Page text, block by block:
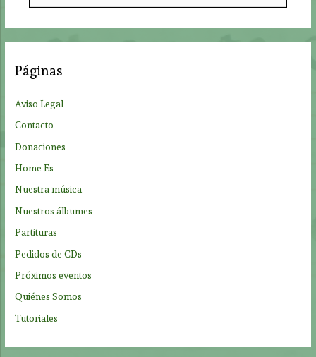
c
r
:
Páginas
Aviso Legal
Contacto
Donaciones
Home Es
Nuestra música
Nuestros álbumes
Partituras
Pedidos de CDs
Próximos eventos
Quiénes Somos
Tutoriales